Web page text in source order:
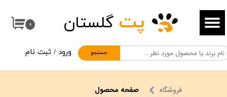
۰
جستجو
پت گلستان
ورود / ثبت نام
حساب کاربری من
تغییر گذر واژه
سفارشات
خروج از حساب کاربری
فروشگاه صفحه محصول